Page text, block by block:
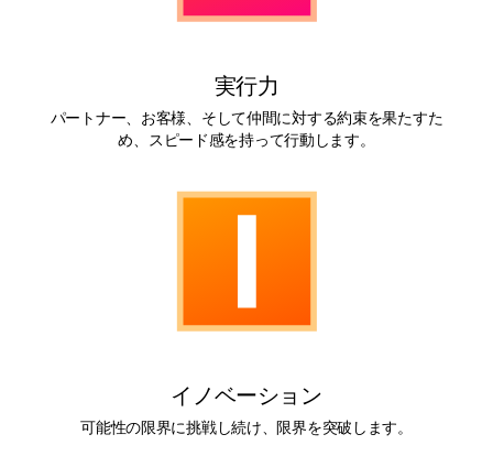
実行力
パートナー、お客様、そして仲間に対する約束を果たすた
め、スピード感を持って行動します。
イノベーション
可能性の限界に挑戦し続け、限界を突破します。